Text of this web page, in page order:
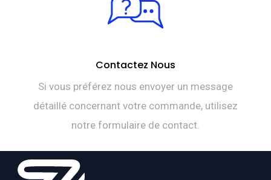
Contactez Nous
Si vous préférez nous envoyer un message
détaillé concernant votre commande, utilisez
notre formulaire de contact.